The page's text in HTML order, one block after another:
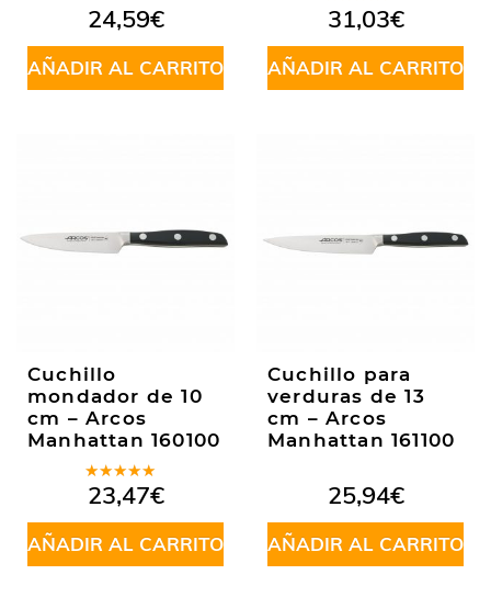
24,59€
AÑADIR AL CARRITO
Valorado
en4.00
de 5
31,03€
AÑADIR AL CARRITO
Cuchillo
mondador de 10
cm – Arcos
Manhattan 160100
Valorado
en4.50
de 5
23,47€
AÑADIR AL CARRITO
Cuchillo para
verduras de 13
cm – Arcos
Manhattan 161100
25,94€
AÑADIR AL CARRITO